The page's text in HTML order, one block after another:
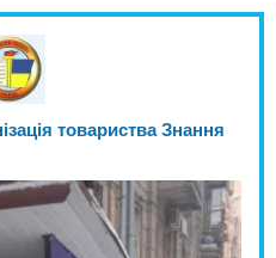
товариства Знання